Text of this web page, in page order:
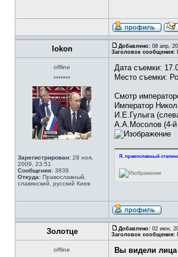
lokon Добавлено: 08 апр,
Заголовок сообщения:
offline
*******
Зарегистрирован: 28 ноя,
2009, 23:51
Сообщения: 3839
Откуда: Православный,
славянский, русский Киев
Дата съемки:
Место съемки:
Смотр
Император
И.Е.Гулыга
А.А.Мосолов (4-й
Я, православный
Золотце Добавлено: 02 июн,
Заголовок сообщения:
offline
Вы видели лица